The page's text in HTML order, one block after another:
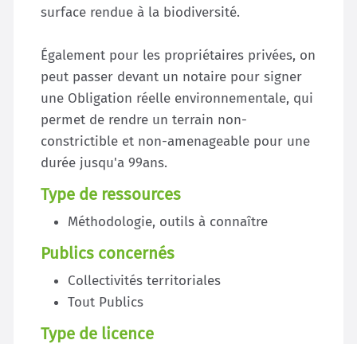
surface rendue à la biodiversité.
Également pour les propriétaires privées, on
peut passer devant un notaire pour signer
une Obligation réelle environnementale, qui
permet de rendre un terrain non-
constrictible et non-amenageable pour une
durée jusqu'a 99ans.
Type de ressources
Méthodologie, outils à connaître
Publics concernés
Collectivités territoriales
Tout Publics
Type de licence